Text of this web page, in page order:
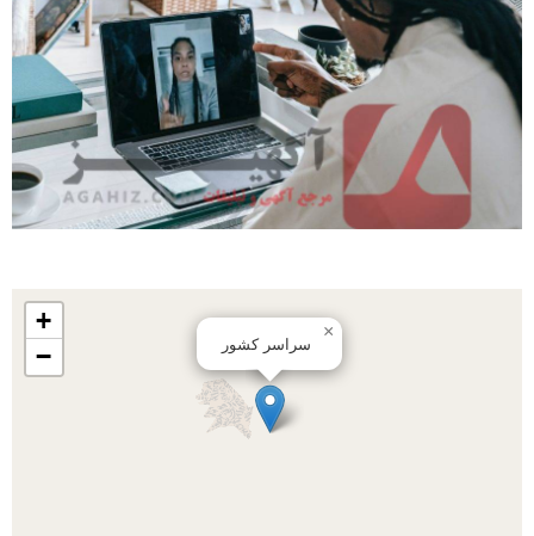
سراسر کشور
×
+
−